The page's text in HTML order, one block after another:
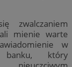
zwalczaniem
mienie warte
w
banku, który